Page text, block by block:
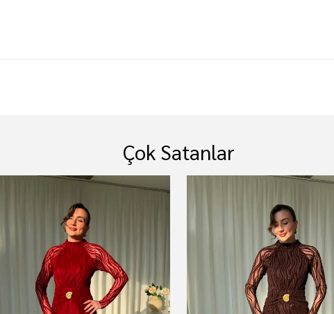
Çok Satanlar